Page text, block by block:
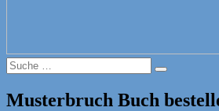
Suche
nach:
Suche
Musterbruch Buch